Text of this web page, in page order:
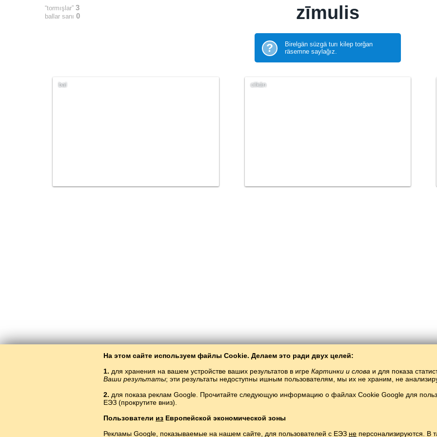
На этом сайте используем файлы Cookie. Делаем это ради двух целей:
1. для хранения на вашем устройстве ваших результатов в игре Картинки и слова и для показа
Ваши результаты; эти результаты недоступны ишным пользователям, мы их не храним, не
2. для показа реклам Google. Прочитайте следующую информацию о файлах Cookie Google для
ЕЭЗ (прокрутите вниз).
Пользователи из Европейской экономической зоны
Рекламы Google, показываемые на нашем сайте, для пользователей с ЕЭЗ не персонализируются. В
“tormışlar” 3
ballar sanı 0 zīmulis
?
Birelgän süzgä turı kilep torğan
räsemne saylağız.
bal cilkän
Balto­Slav/ Räsemnär häm süzlär/ latış tele räsemnärdä